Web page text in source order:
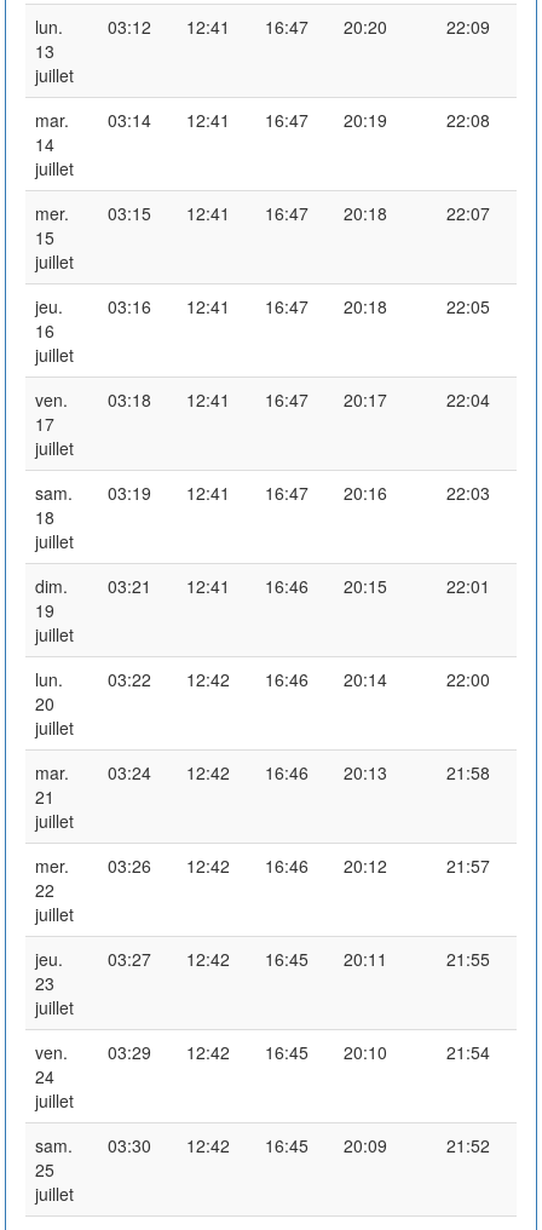
lun.
13
juillet
03:12 12:41 16:47 20:20 22:09
mar.
14
juillet
03:14 12:41 16:47 20:19 22:08
mer.
15
juillet
03:15 12:41 16:47 20:18 22:07
jeu.
16
juillet
03:16 12:41 16:47 20:18 22:05
ven.
17
juillet
03:18 12:41 16:47 20:17 22:04
sam.
18
juillet
03:19 12:41 16:47 20:16 22:03
dim.
19
juillet
03:21 12:41 16:46 20:15 22:01
lun.
20
juillet
03:22 12:42 16:46 20:14 22:00
mar.
21
juillet
03:24 12:42 16:46 20:13 21:58
mer.
22
juillet
03:26 12:42 16:46 20:12 21:57
jeu.
23
juillet
03:27 12:42 16:45 20:11 21:55
ven.
24
juillet
03:29 12:42 16:45 20:10 21:54
sam.
25
juillet
03:30 12:42 16:45 20:09 21:52